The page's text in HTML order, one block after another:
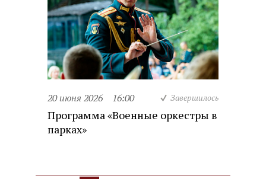
20 июня 2026 16:00 Завершилось
Программа «Военные оркестры в
парках»